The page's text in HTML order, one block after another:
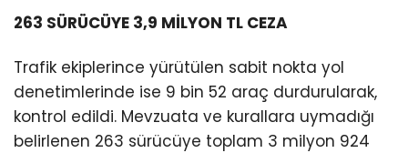
263 SÜRÜCÜYE 3,9 MİLYON TL CEZA
Trafik ekiplerince yürütülen sabit nokta yol
denetimlerinde ise 9 bin 52 araç durdurularak,
kontrol edildi. Mevzuata ve kurallara uymadığı
belirlenen 263 sürücüye toplam 3 milyon 924